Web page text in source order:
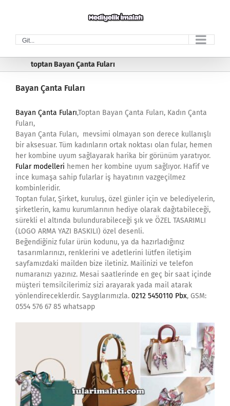
Git...
toptan Bayan Çanta Fuları
Bayan Çanta Fuları
Bayan Çanta Fuları,Toptan Bayan Çanta Fuları, Kadın Çanta
Fuları,
Bayan Çanta Fuları, mevsimi olmayan son derece kullanışlı
bir aksesuar. Tüm kadınların ortak noktası olan fular, hemen
her kombine uyum sağlayarak harika bir görünüm yaratıyor.
Fular modelleri hemen her kombine uyum sağlıyor. Hafif ve
ince kumaşa sahip fularlar iş hayatının vazgeçilmez
kombinleridir.
Toptan fular, Şirket, kuruluş, özel günler için ve belediyelerin,
şirketlerin, kamu kurumlarının hediye olarak dağıtabileceği,
sürekli el altında bulundurabileceği şık ve ÖZEL TASARIMLI
(LOGO ARMA YAZI BASKILI) özel desenli.
Beğendiğiniz fular ürün kodunu, ya da hazırladığınız
tasarımlarınızı, renklerini ve adetlerini lütfen iletişim
sayfamızdaki mailden bize iletiniz. Mailinizi ve telefon
numaranızı yazınız. Mesai saatlerinde en geç bir saat içinde
müşteri temsilcilerimiz sizi arayarak yada mail atarak
yönlendireceklerdir. Saygılarımızla. 0212 5450110 Pbx, GSM:
0554 576 67 85 whatsapp